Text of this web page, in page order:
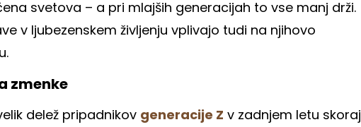
svetova – a pri mlajših generacijah to vse manj drži.
v ljubezenskem življenju vplivajo tudi na njihovo
zmenke
delež pripadnikov generacije Z v zadnjem letu skoraj